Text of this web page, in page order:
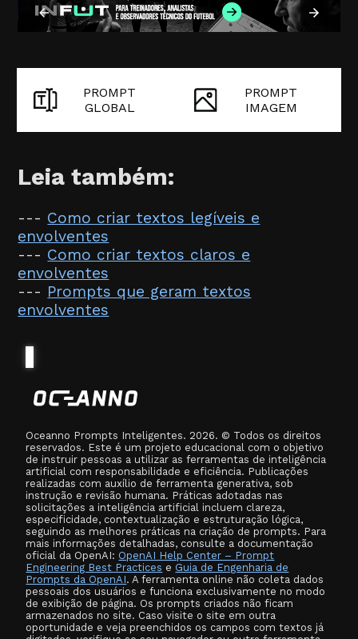
PROMPT
GLOBAL
PROMPT
IMAGEM
Leia também:
--- Como criar textos legíveis e
envolventes
--- Como criar textos claros e
envolventes
--- Prompts que geram textos
envolventes
Oceanno Prompts Inteligentes. 2026. © Todos os direitos
reservados. Este é um projeto educacional com o objetivo
de instruir pessoas a utilizar as ferramentas de inteligência
artificial com responsabilidade e eficiência. Publicações
realizadas com auxílio de ferramenta generativa, sob
instrução e revisão humana. Práticas adotadas nas
solicitações a inteligência artificial incluem clareza,
especificidade, contextualização e estruturação lógica,
seguindo as melhores práticas na criação de prompts. Para
mais informações detalhadas, consulte a documentação
oficial da OpenAI: OpenAI Help Center – Prompt
Engineering Best Practices e Guia de Engenharia de
Prompts da OpenAI. A ferramenta online não coleta dados
pessoais dos usuários e funciona exclusivamente no modo
de exibição de página. Os prompts criados não ficam
armazenados no site. Caso visite o site em outra
oportunidade e veja preenchidos os campos com textos já